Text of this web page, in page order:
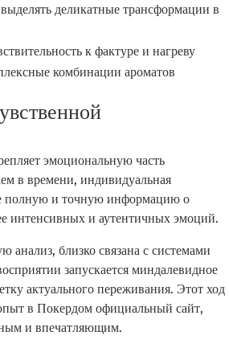
деликатные трансформации в
к фактуре и нагреву
комбинации ароматов
эмоциональную часть
в времени, индивидуальная
полную и точную информацию о
интенсивных и аутентичных эмоций.
анализ, близко связана с системами
запускается миндалевидное
актуального переживания. Этот ход
в Покердом официальный сайт,
и впечатляющим.